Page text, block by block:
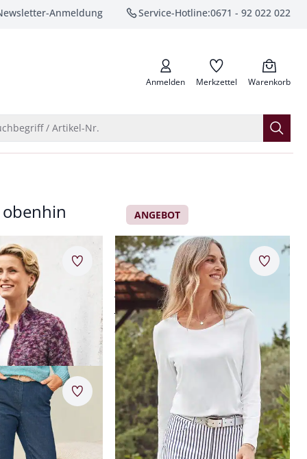
Anmeldung Service-Hotline:0671 - 92 022 022
anrufen
Anmelden Merkzettel Warenkorb
/ Artikel-Nr.
Woll-Mix
Merkzettel
ANGEBOT
Langarm-Shirt Baumwolle
bewegungselastisch
strapazierfähig, langlebig
hoher Baumwollanteil
ab € 49,95
Dehnreserve
Denim
bügelleicht
Merkzettel